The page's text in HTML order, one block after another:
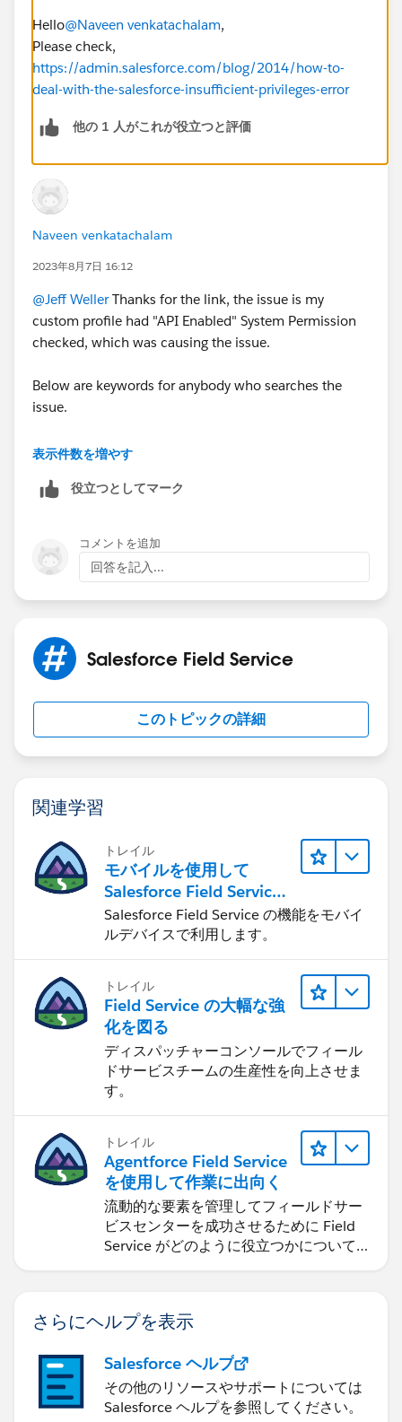
Hello@Naveen venkatachalam,
Please check,
https://admin.salesforce.com/blog/2014/how-to-
deal-with-the-salesforce-insufficient-privileges-error
他の 1 人がこれが役立つと評価
Naveen venkatachalam
2023年8月7日 16:12
@Jeff WellerThanks for the link, the issue is my
custom profile had "API Enabled" System Permission
checked, which was causing the issue.
Below are keywords for anybody who searches the
issue.
19:56:53.310
[EXTERNAL]|cause|"common.apex.runtime.impl.Execu
privileges"|0x34b7fd1f
caused by: FSL.Exceptions.GeneralException: Account
object has insufficient privileges
(System Code)
表示件数を増やす
役立つとしてマーク
コメントを追加
回答を記入...
Salesforce Field Service
このトピックの詳細
関連学習
トレイル
モバイルを使用して
Salesforce Field Service
を強化する
Salesforce Field Service の機能をモバイ
ルデバイスで利用します。
トレイル
Field Service の大幅な強
化を図る
ディスパッチャーコンソールでフィール
ドサービスチームの生産性を向上させま
す。
トレイル
Agentforce Field Service
を使用して作業に出向く
流動的な要素を管理してフィールドサー
ビスセンターを成功させるために Field
Service がどのように役立つかについて
さらにヘルプを表示
Salesforce ヘルプ
その他のリソースやサポートについては
Salesforce ヘルプを参照してください。